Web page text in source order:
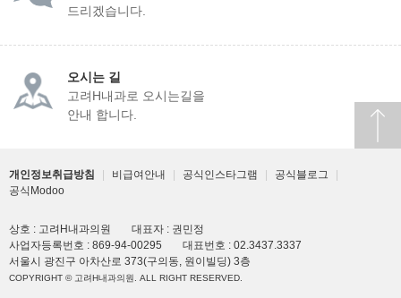
드리겠습니다.
오시는 길
고려H내과로 오시는길을
안내 합니다.
개인정보취급방침 비급여안내 공식인스타그램 공식블로그
공식Modoo
상호 : 고려H내과의원
대표자 : 권민정
사업자등록번호 : 869-94-00295
대표번호 : 02.3437.3337
서울시 광진구 아차산로 373(구의동, 원이빌딩) 3층
COPYRIGHT © 고려H내과의원. ALL RIGHT RESERVED.